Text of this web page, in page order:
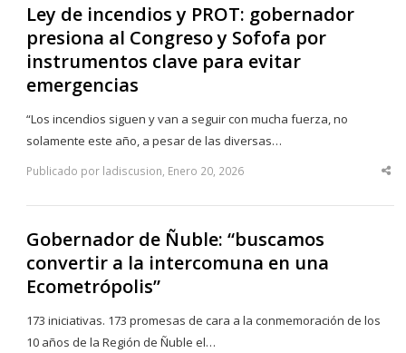
Ley de incendios y PROT: gobernador
presiona al Congreso y Sofofa por
instrumentos clave para evitar
emergencias
“Los incendios siguen y van a seguir con mucha fuerza, no
solamente este año, a pesar de las diversas…
Publicado por ladiscusion, Enero 20, 2026
Gobernador de Ñuble: “buscamos
convertir a la intercomuna en una
Ecometrópolis”
173 iniciativas. 173 promesas de cara a la conmemoración de los
10 años de la Región de Ñuble el…